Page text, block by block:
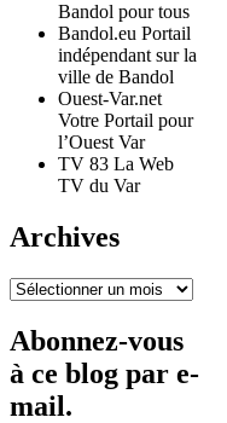
Bandol pour tous
Bandol.eu Portail
indépendant sur la
ville de Bandol
Ouest-Var.net
Votre Portail pour
l’Ouest Var
TV 83 La Web
TV du Var
Archives
Archives
Abonnez-vous
à ce blog par e-
mail.